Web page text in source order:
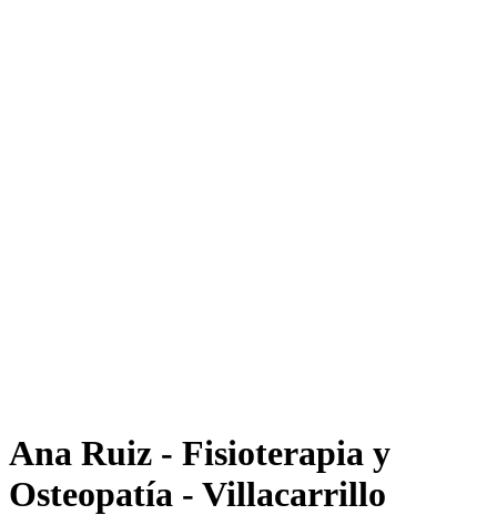
Ana Ruiz - Fisioterapia y
Osteopatía - Villacarrillo